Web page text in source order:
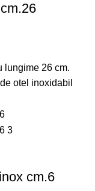
lungime 26 cm.
otel inoxidabil
cm.6